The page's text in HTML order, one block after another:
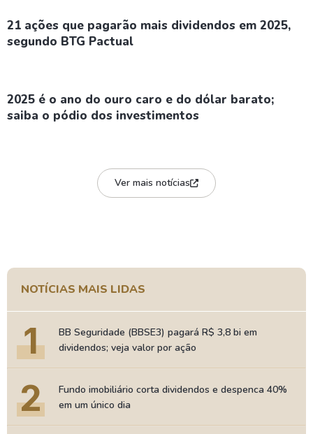
21 ações que pagarão mais dividendos em 2025,
segundo BTG Pactual
2025 é o ano do ouro caro e do dólar barato;
saiba o pódio dos investimentos
Ver mais notícias
NOTÍCIAS MAIS LIDAS
1
BB Seguridade (BBSE3) pagará R$ 3,8 bi em
dividendos; veja valor por ação
2
Fundo imobiliário corta dividendos e despenca 40%
em um único dia